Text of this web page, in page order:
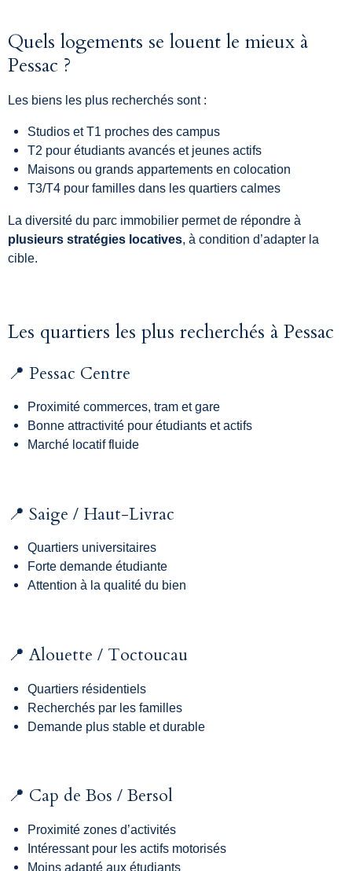
Quels logements se louent le mieux à
Pessac ?
Les biens les plus recherchés sont :
Studios et T1 proches des campus
T2 pour étudiants avancés et jeunes actifs
Maisons ou grands appartements en colocation
T3/T4 pour familles dans les quartiers calmes
La diversité du parc immobilier permet de répondre à
plusieurs stratégies locatives , à condition d’adapter la
cible.
Les quartiers les plus recherchés à Pessac
📍 Pessac Centre
Proximité commerces, tram et gare
Bonne attractivité pour étudiants et actifs
Marché locatif fluide
📍 Saige / Haut-Livrac
Quartiers universitaires
Forte demande étudiante
Attention à la qualité du bien
📍 Alouette / Toctoucau
Quartiers résidentiels
Recherchés par les familles
Demande plus stable et durable
📍 Cap de Bos / Bersol
Proximité zones d’activités
Intéressant pour les actifs motorisés
Moins adapté aux étudiants